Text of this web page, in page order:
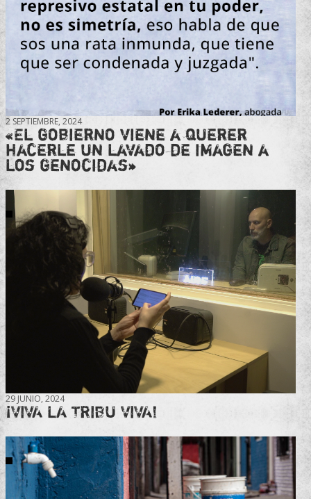
2 SEPTIEMBRE, 2024
«El gobierno viene a querer
hacerle un lavado de imagen a
los genocidas»
29 JUNIO, 2024
¡VIVA LA TRIBU VIVA!